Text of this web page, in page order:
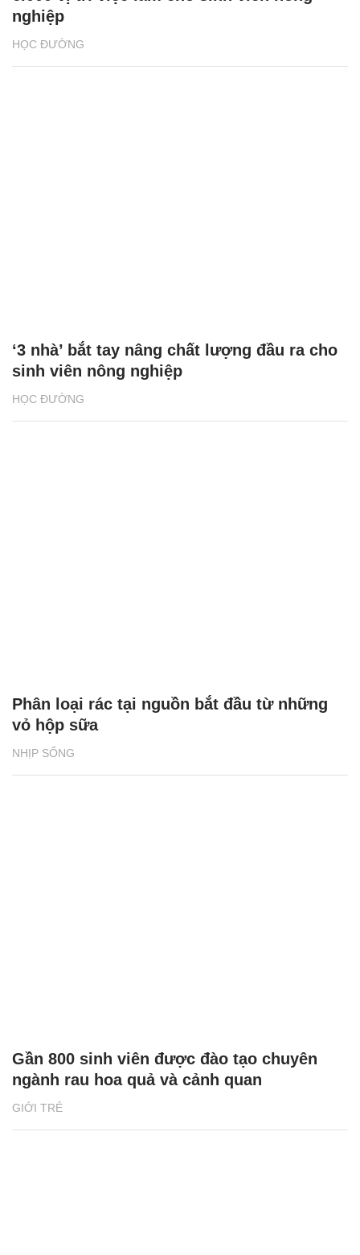
HỌC ĐƯỜNG
nghiệp
HỌC ĐƯỜNG
‘3 nhà’ bắt tay nâng chất lượng đầu ra cho
sinh viên nông nghiệp
NHỊP SỐNG
Phân loại rác tại nguồn bắt đầu từ những
vỏ hộp sữa
GIỚI TRẺ
Gần 800 sinh viên được đào tạo chuyên
ngành rau hoa quả và cảnh quan